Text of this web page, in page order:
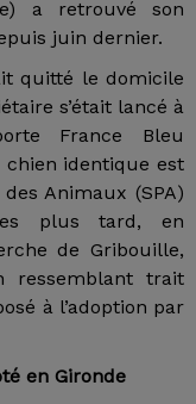
a retrouvé son
juin dernier.
quitté le domicile
s’était lancé à
France Bleu
chien identique est
Animaux (SPA)
plus tard, en
de Gribouille,
ressemblant trait
à l’adoption par
en Gironde